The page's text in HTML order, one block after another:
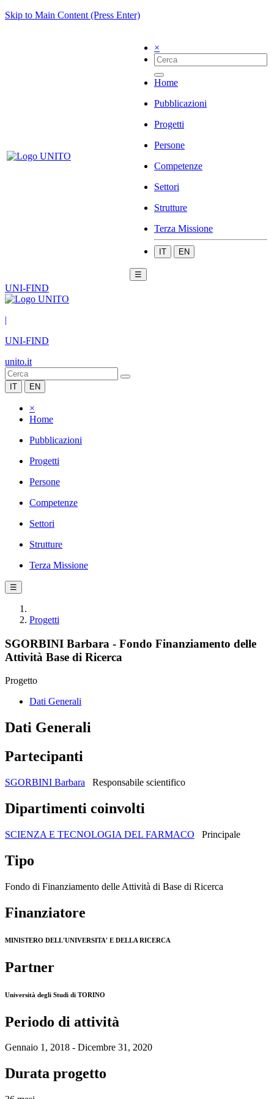
Skip to Main Content (Press Enter)
×
Home
Pubblicazioni
Progetti
Persone
Competenze
Settori
Strutture
Terza Missione
IT EN
☰
UNI-FIND
|
UNI-FIND
unito.it
IT EN
×
Home
Pubblicazioni
Progetti
Persone
Competenze
Settori
Strutture
Terza Missione
☰
Progetti
SGORBINI Barbara - Fondo Finanziamento delle
Attività Base di Ricerca
Progetto
Dati Generali
Dati Generali
Partecipanti
SGORBINI Barbara Responsabile scientifico
Dipartimenti coinvolti
SCIENZA E TECNOLOGIA DEL FARMACO Principale
Tipo
Fondo di Finanziamento delle Attività di Base di Ricerca
Finanziatore
MINISTERO DELL'UNIVERSITA' E DELLA RICERCA
Partner
Università degli Studi di TORINO
Periodo di attività
Gennaio 1, 2018 - Dicembre 31, 2020
Durata progetto